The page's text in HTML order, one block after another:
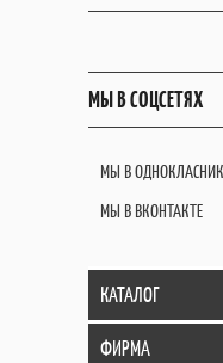
МЫ В СОЦСЕТЯХ
МЫ В
МЫ В ВКОНТАКТЕ
КАТАЛОГ
ФИРМА